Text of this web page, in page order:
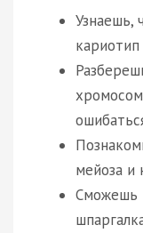
Узнаешь,
кариотип
мейоза и
Сможешь